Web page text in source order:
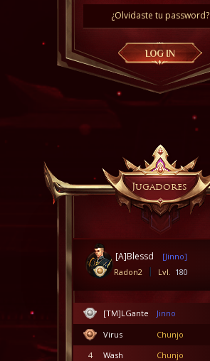
¿Olvidaste tu password?
LOG IN
Jugadores
[A]Blessd
[Jinno]
Radon2
Lvl. 180
[TM]LGante Jinno
Virus
Chunjo
4
Wash Chunjo